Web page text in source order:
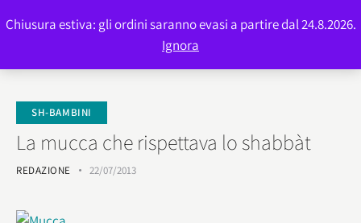
SH-BAMBINI
La mucca che rispettava lo shabbàt
REDAZIONE 22/07/2013
Chiusura estiva: gli ordini saranno evasi a partire dal 24.8.2026.
Ignora